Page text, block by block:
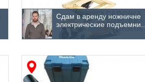
Сдам в аренду ножничне
электрические подъемни...